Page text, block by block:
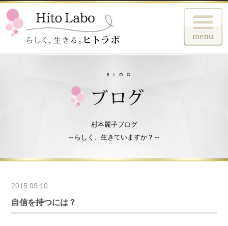
村本麗子ブログ
～らしく、生きていますか？～
2015.09.10
自信を持つには？